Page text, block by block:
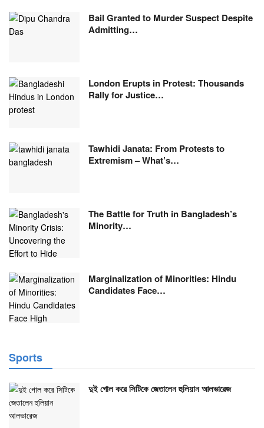
Bail Granted to Murder Suspect Despite
Admitting…
London Erupts in Protest: Thousands
Rally for Justice…
Tawhidi Janata: From Protests to
Extremism – What’s…
The Battle for Truth in Bangladesh’s
Minority…
Marginalization of Minorities: Hindu
Candidates Face…
Sports
দুই গোল করে সিটিকে জেতালেন হুলিয়ান আলভারেজ